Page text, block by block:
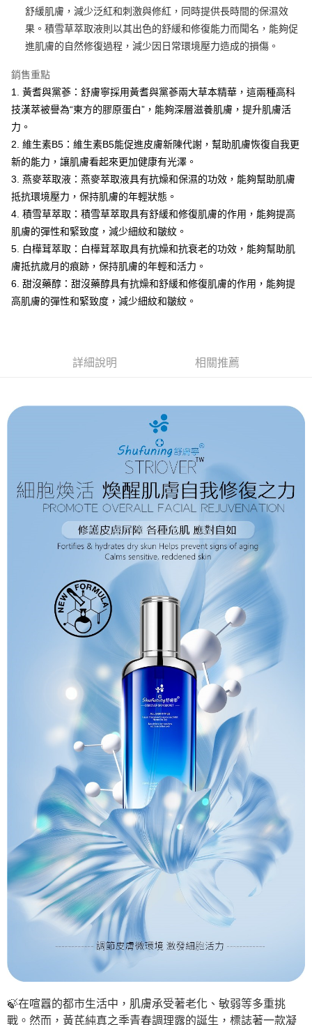
相關說明
【大哥付你分期使用說明】
1.本服務由台灣大哥大提供，台灣大哥大用戶可立即使用無須另外申請。
2.付款方式選擇「大哥付你分期」，訂單成立後會自動跳轉到大哥付的交易
成交易。
3.實際核准額度、可分期數及費用金額請依後續交易確認頁面所載為準。
消。如遇「轉專審核」未通過狀況，表示未達大哥付你分期系統評分，恕無
法說明評估內容。
【繳款方式說明】
1.分期款項不併入電信帳單，「大哥付你分期」於每月結算日後寄送繳費提
醒簡訊。
2.透過簡訊連結打開帳單後，可選擇「超商條碼／台灣大直營門市／銀行轉
帳／街口支付／iPASS MONEY」等通路繳費。
【注意事項】
1.本服務係由「台灣大哥大股份有限公司」（以下簡稱本公司）所提供，讓
買賣價金債權讓與本公司後，依約使用本公司帳單繳交帳款。
2.基於同意付款使用「大哥付你分期」之契約關係目的，商店將以您的個人
資料（包含姓名、電話或地址）提供予台灣大哥大進項蒐集、處理及利用，
由本公司與您本人進行分期帳單所需資料之確認、核對及更正。
3.完整用戶服務條款，請詳閱以下連結：https://oppay.tw/userRule
AFTEE先享後付
相關說明
【關於「AFTEE先享後付」】
AFTEE先享後付是「在收到商品之後才付款」的支付方式。 讓您購物簡單
便利好安心！
１．簡單：不需註冊會員、不需綁卡、不需儲值。
３．安心：先確認商品／服務後，再付款。
【「AFTEE先享後付」結帳流程】
結帳頁面，進行簡訊認證並確認金額後，即可完成結帳。
２．訂單成立數日內，您將收到繳費通知簡訊。
３．收到繳費通知簡訊後14天內，點擊此簡訊中的連結，可透過四大超商／
ATM／網路銀行／等多元方式進行付款，方視為交易完成。
※ 請注意：結帳手續完成當下不需立刻繳費，但若您需要取消訂單，請聯絡
購買商品的店家。未經商家同意取消之訂單仍視為有效，需透過AFTEE先享
※ 交易是否成功請以「AFTEE先享後付 」之結帳頁面顯示為準，若有關於
是否繳費成功／繳費後需取消欲退款等相關疑問，請聯繫「AFTEE先享後付
客戶支援中心」https://netprotections.freshdesk.com/support/home
權轉讓予恩沛科技股份有限公司。
２．關於個人資料處理事宜，請瀏覽以下網址：
「AFTEE先享後付」，若未經同意申辦者引起之損失，本公司不負相關責
４．使用「AFTEE先享後付」時，將依據個別帳號之用戶狀況，依本公司即
時審查核予不同之上限額度；若仍有額度不足之情形，本公司將視審查結果
５．嚴禁一人註冊多個帳號或使用他人資訊註冊。若發現惡意使用之情形，
恩沛科技股份有限公司將有權停止該用戶之使用額度並採取法律行動。
ATM付款
運送方式
全家付款取貨
每筆NT$120，滿NT$1,500(含以上)免運費
全家取貨付款
每筆NT$120，滿NT$1,500(含以上)免運費
付款後全家取貨
每筆NT$120，滿NT$1,500(含以上)免運費
7-11付款取貨
每筆NT$120，滿NT$1,500(含以上)免運費
付款後7-11取貨
宅配
每筆NT$120，滿NT$1,500(含以上)免運費
舒緩肌膚，減少泛紅和刺激與修紅，同時提供長時間的保濕效
果。積雪草萃取液則以其出色的舒緩和修復能力而聞名，能夠促
進肌膚的自然修復過程，減少因日常環境壓力造成的損傷。
銷售重點
1. 黃耆與黨蔘：舒膚寧採用黃耆與黨蔘兩大草本精華，這兩種高科
技漢萃被譽為“東方的膠原蛋白”，能夠深層滋養肌膚，提升肌膚活
力。
2. 維生素B5：維生素B5能促進皮膚新陳代謝，幫助肌膚恢復自我更
新的能力，讓肌膚看起來更加健康有光澤。
3. 燕麥萃取液：燕麥萃取液具有抗燥和保濕的功效，能夠幫助肌膚
抵抗環境壓力，保持肌膚的年輕狀態。
4. 積雪草萃取：積雪草萃取具有舒緩和修復肌膚的作用，能夠提高
肌膚的彈性和緊致度，減少細紋和皺紋。
5. 白樺茸萃取：白樺茸萃取具有抗燥和抗衰老的功效，能夠幫助肌
膚抵抗歲月的痕跡，保持肌膚的年輕和活力。
6. 甜沒藥醇：甜沒藥醇具有抗燥和舒緩和修復肌膚的作用，能夠提
高肌膚的彈性和緊致度，減少細紋和皺紋。
詳細說明 相關推薦
🍃在喧囂的都市生活中，肌膚承受著老化、敏弱等多重挑
戰。然而，黃芪純真之季青春調理露的誕生，標誌著一款凝